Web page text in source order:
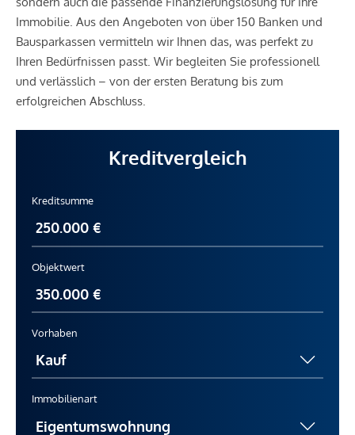
Immobilie. Aus den Angeboten von über 150 Banken und
Bausparkassen vermitteln wir Ihnen das, was perfekt zu
Ihren Bedürfnissen passt. Wir begleiten Sie professionell
und verlässlich – von der ersten Beratung bis zum
erfolgreichen Abschluss.
Kreditvergleich
Kreditsumme
Objektwert
Vorhaben
Immobilienart